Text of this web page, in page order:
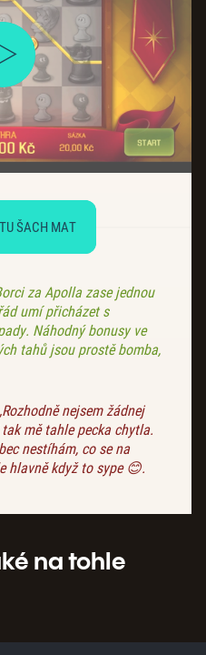
ŠACH MAT
za Apolla zase jednou
umí přicházet s
Náhodný bonusy ve
tahů jsou prostě bomba,
nejsem žádnej
mě tahle pecka chytla.
nestíhám, co se na
hlavně když to sype 😊.
na tohle